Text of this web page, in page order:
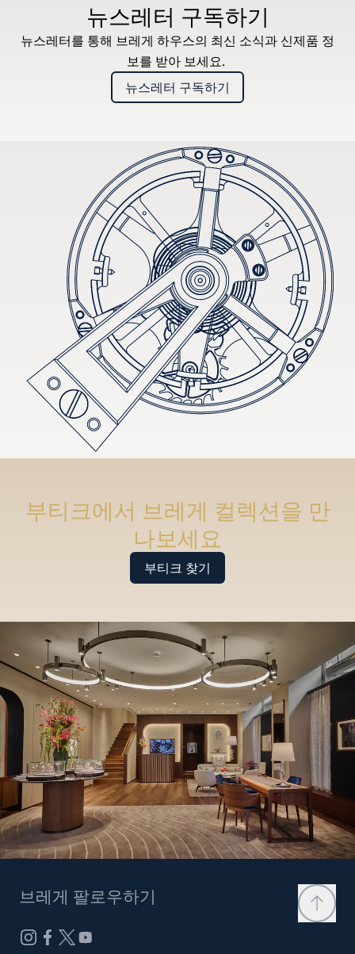
뉴스레터 구독하기
뉴스레터를 통해 브레게 하우스의 최신 소식과 신제품 정
보를 받아 보세요.
뉴스레터 구독하기
부티크에서 브레게 컬렉션을 만
나보세요
부티크 찾기
브레게 팔로우하기